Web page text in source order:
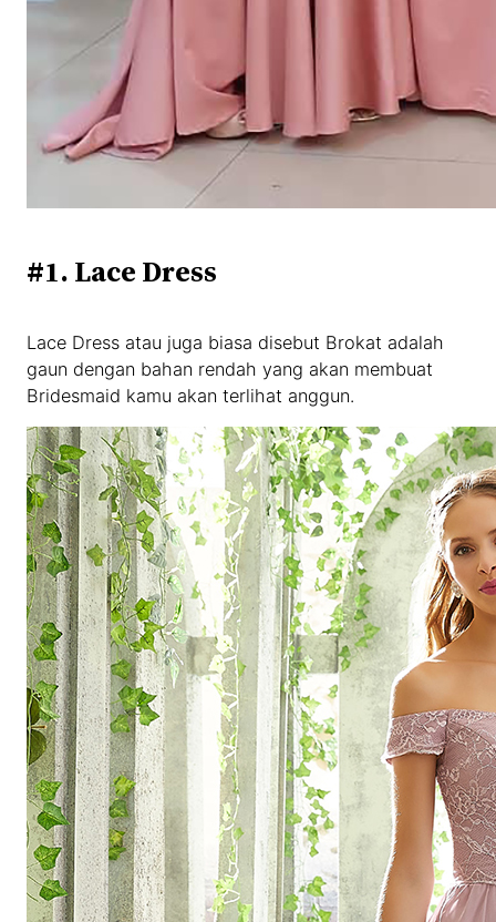
#1. Lace Dress
Lace Dress atau juga biasa disebut Brokat adalah
gaun dengan bahan rendah yang akan membuat
Bridesmaid kamu akan terlihat anggun.